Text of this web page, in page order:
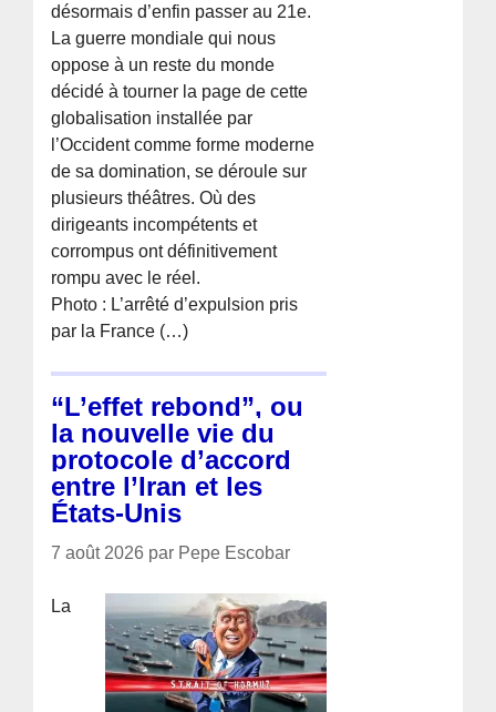
désormais d’enfin passer au 21e.
La guerre mondiale qui nous
oppose à un reste du monde
décidé à tourner la page de cette
globalisation installée par
l’Occident comme forme moderne
de sa domination, se déroule sur
plusieurs théâtres. Où des
dirigeants incompétents et
corrompus ont définitivement
rompu avec le réel.
Photo : L’arrêté d’expulsion pris
par la France (…)
“L’effet rebond”, ou
la nouvelle vie du
protocole d’accord
entre l’Iran et les
États-Unis
7 août 2026 par Pepe Escobar
La